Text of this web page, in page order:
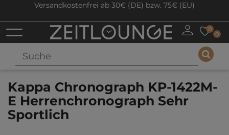
Versandkostenfrei ab 30€ (DE) bzw. 75€ (EU)
0
0
Kappa Chronograph KP-1422M-
E Herrenchronograph Sehr
Sportlich